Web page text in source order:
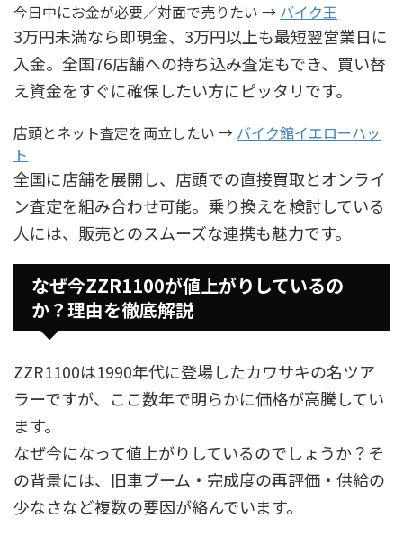
今日中にお金が必要／対面で売りたい → バイク王
3万円未満なら即現金、3万円以上も最短翌営業日に
入金。全国76店舗への持ち込み査定もでき、買い替
え資金をすぐに確保したい方にピッタリです。
店頭とネット査定を両立したい → バイク館イエローハッ
ト
全国に店舗を展開し、店頭での直接買取とオンライ
ン査定を組み合わせ可能。乗り換えを検討している
人には、販売とのスムーズな連携も魅力です。
なぜ今ZZR1100が値上がりしているの
か？理由を徹底解説
ZZR1100は1990年代に登場したカワサキの名ツア
ラーですが、ここ数年で明らかに価格が高騰してい
ます。
なぜ今になって値上がりしているのでしょうか？そ
の背景には、旧車ブーム・完成度の再評価・供給の
少なさなど複数の要因が絡んでいます。